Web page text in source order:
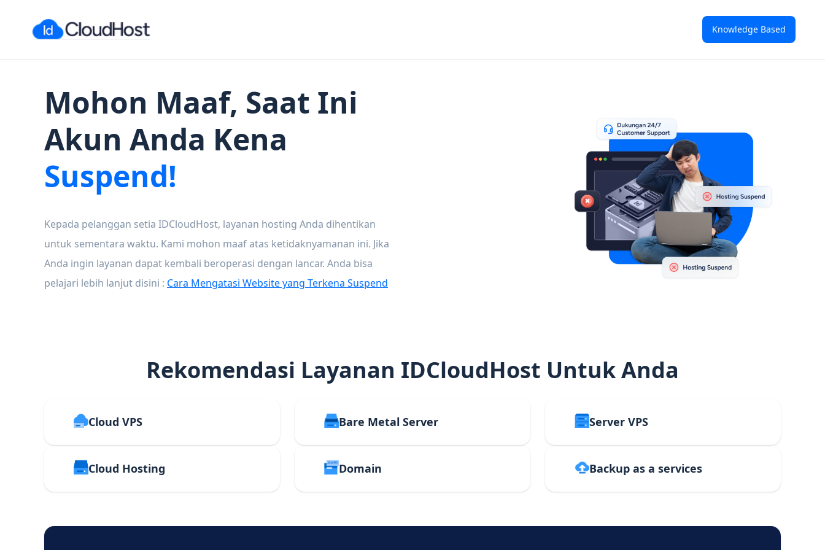
Knowledge Based
Mohon Maaf, Saat Ini
Akun Anda Kena
Suspend!
Kepada pelanggan setia IDCloudHost, layanan hosting Anda dihentikan
untuk sementara waktu. Kami mohon maaf atas ketidaknyamanan ini. Jika
Anda ingin layanan dapat kembali beroperasi dengan lancar. Anda bisa
pelajari lebih lanjut disini : Cara Mengatasi Website yang Terkena Suspend
Rekomendasi Layanan IDCloudHost Untuk Anda
Cloud VPS Bare Metal Server Server VPS
Cloud Hosting Domain Backup as a services